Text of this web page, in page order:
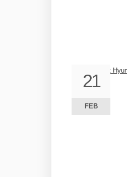
21
FEB
21
FEB